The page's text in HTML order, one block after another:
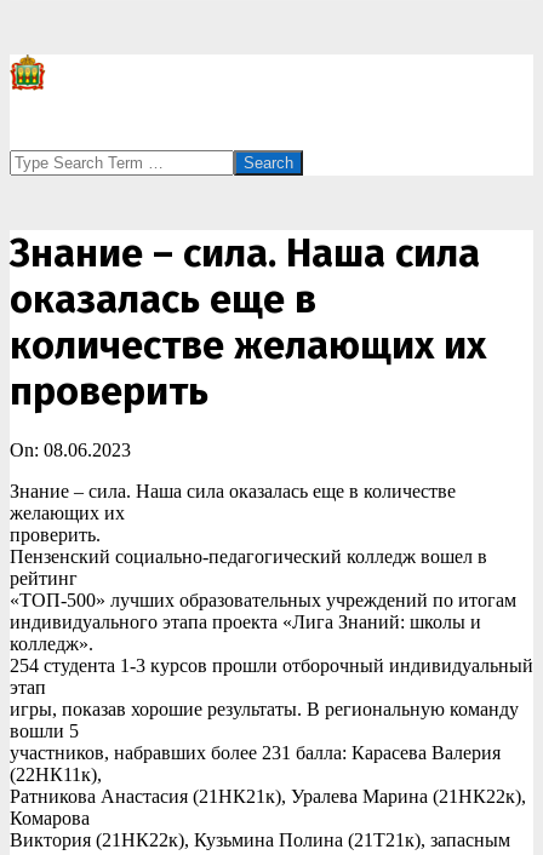
Search
Знание – сила. Наша сила
оказалась еще в
количестве желающих их
проверить
On: 08.06.2023
Знание – сила. Наша сила оказалась еще в количестве
желающих их
проверить.
Пензенский социально-педагогический колледж вошел в
рейтинг
«ТОП-500» лучших образовательных учреждений по итогам
индивидуального этапа проекта «Лига Знаний: школы и
колледж».
254 студента 1-3 курсов прошли отборочный индивидуальный
этап
игры, показав хорошие результаты. В региональную команду
вошли 5
участников, набравших более 231 балла: Карасева Валерия
(22НК11к),
Ратникова Анастасия (21НК21к), Уралева Марина (21НК22к),
Комарова
Виктория (21НК22к), Кузьмина Полина (21Т21к), запасным